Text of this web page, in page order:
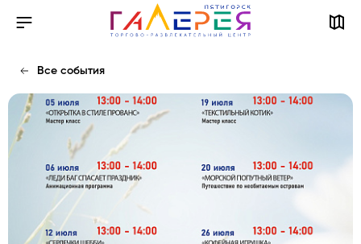
Все события